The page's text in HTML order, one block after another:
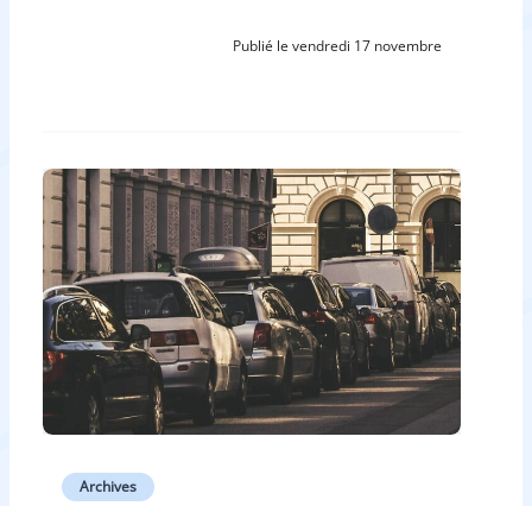
Publié le vendredi 17 novembre
Archives